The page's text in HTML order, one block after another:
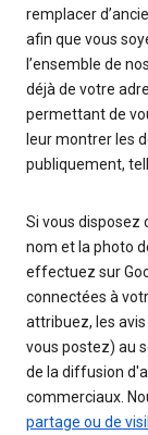
remplacer
afin que vous
l’ensemble de
déjà de votre
permettant de
leur montrer les
publiquement,
Si vous disposez
nom et la photo
effectuez sur
connectées à
attribuez, les
vous postez) au
de la diffusion
commerciaux.
partage ou de